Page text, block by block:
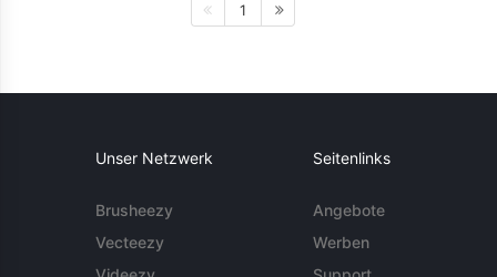
1
Unser Netzwerk
Brusheezy
Vecteezy
Seitenlinks
Angebote
Werben